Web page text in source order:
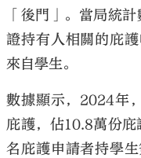
「後門」。當局統
證持有人相關的庇
來自學生。
數據顯示，2024年
庇護，佔10.8萬份
名庇護申請者持學